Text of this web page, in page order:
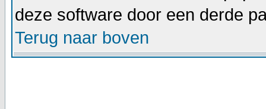
deze software door een derde
Terug naar boven